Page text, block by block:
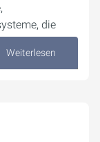
die
Weiterlesen